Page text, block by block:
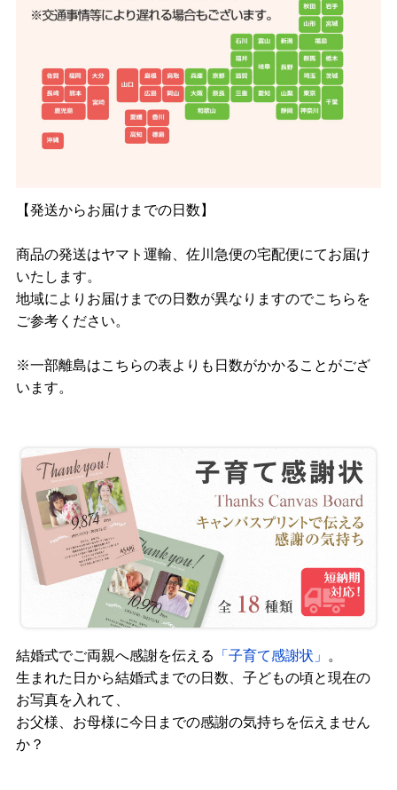
【発送からお届けまでの日数】
商品の発送はヤマト運輸、佐川急便の宅配便にてお届け
いたします。
地域によりお届けまでの日数が異なりますのでこちらを
ご参考ください。
※一部離島はこちらの表よりも日数がかかることがござ
います。
結婚式でご両親へ感謝を伝える 「子育て感謝状」
。
生まれた日から結婚式までの日数、子どもの頃と現在の
お写真を入れて、
お父様、お母様に今日までの感謝の気持ちを伝えません
か？